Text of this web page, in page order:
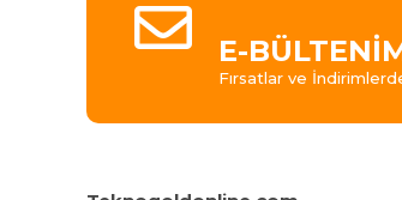
E-
Fırsatlar ve